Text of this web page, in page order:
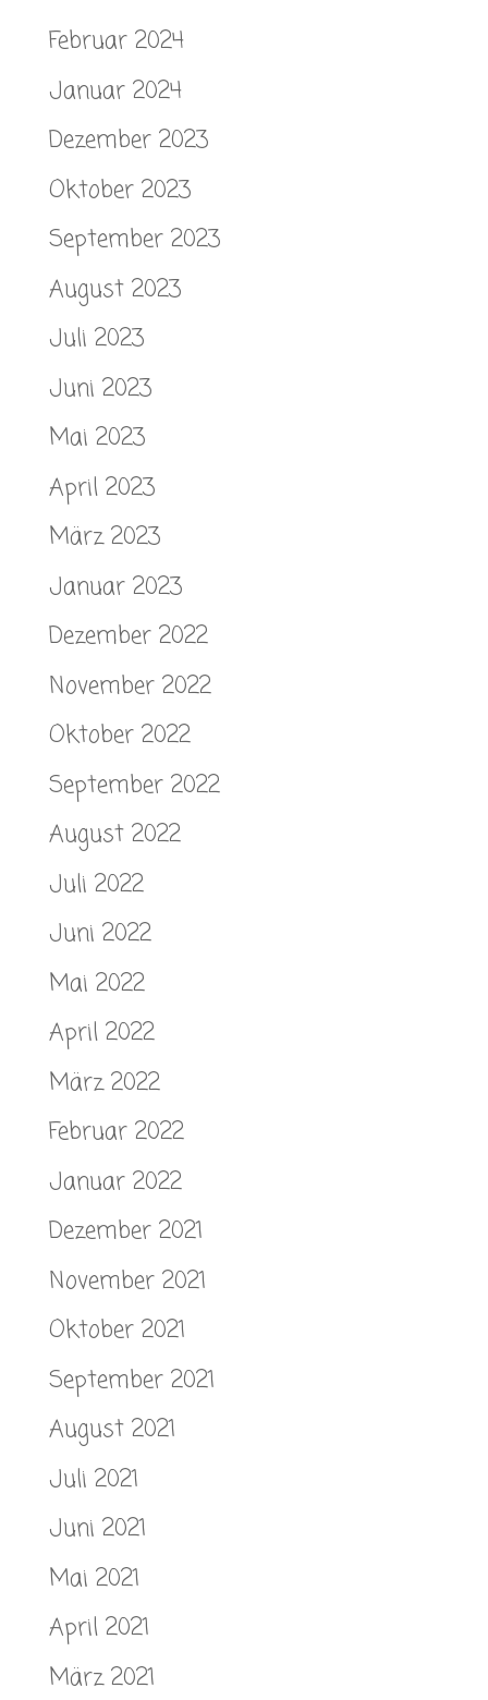
Februar 2024
Januar 2024
Dezember 2023
Oktober 2023
September 2023
August 2023
Juli 2023
Juni 2023
Mai 2023
April 2023
März 2023
Januar 2023
Dezember 2022
November 2022
Oktober 2022
September 2022
August 2022
Juli 2022
Juni 2022
Mai 2022
April 2022
März 2022
Februar 2022
Januar 2022
Dezember 2021
November 2021
Oktober 2021
September 2021
August 2021
Juli 2021
Juni 2021
Mai 2021
April 2021
März 2021